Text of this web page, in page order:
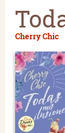
Cherry Chic